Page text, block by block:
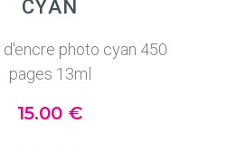
CYAN
d'encre photo cyan 450
pages 13ml
15.00 €